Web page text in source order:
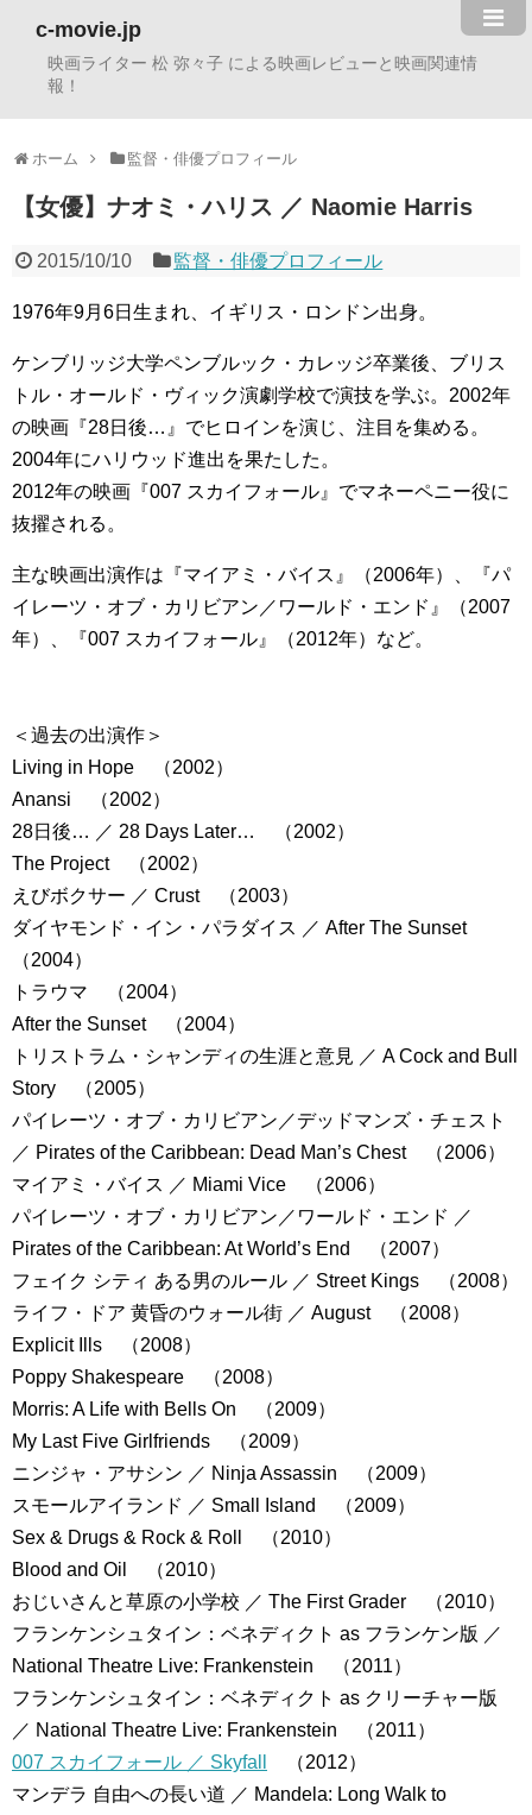
c-movie.jp
映画ライター 松 弥々子 による映画レビューと映画関連情
報！
ホーム 監督・俳優プロフィール
【女優】ナオミ・ハリス ／ Naomie Harris
2015/10/10 監督・俳優プロフィール
1976年9月6日生まれ、イギリス・ロンドン出身。
ケンブリッジ大学ペンブルック・カレッジ卒業後、ブリス
トル・オールド・ヴィック演劇学校で演技を学ぶ。2002年
の映画『28日後…』でヒロインを演じ、注目を集める。
2004年にハリウッド進出を果たした。
2012年の映画『007 スカイフォール』でマネーペニー役に
抜擢される。
主な映画出演作は『マイアミ・バイス』（2006年）、『パ
イレーツ・オブ・カリビアン／ワールド・エンド』（2007
年）、『007 スカイフォール』（2012年）など。
＜過去の出演作＞
Living in Hope （2002）
Anansi （2002）
28日後… ／ 28 Days Later… （2002）
The Project （2002）
えびボクサー ／ Crust （2003）
ダイヤモンド・イン・パラダイス ／ After The Sunset
（2004）
トラウマ （2004）
After the Sunset （2004）
トリストラム・シャンディの生涯と意見 ／ A Cock and Bull
Story （2005）
パイレーツ・オブ・カリビアン／デッドマンズ・チェスト
／ Pirates of the Caribbean: Dead Man’s Chest （2006）
マイアミ・バイス ／ Miami Vice （2006）
パイレーツ・オブ・カリビアン／ワールド・エンド ／
Pirates of the Caribbean: At World’s End （2007）
フェイク シティ ある男のルール ／ Street Kings （2008）
ライフ・ドア 黄昏のウォール街 ／ August （2008）
Explicit Ills （2008）
Poppy Shakespeare （2008）
Morris: A Life with Bells On （2009）
My Last Five Girlfriends （2009）
ニンジャ・アサシン ／ Ninja Assassin （2009）
スモールアイランド ／ Small Island （2009）
Sex & Drugs & Rock & Roll （2010）
Blood and Oil （2010）
おじいさんと草原の小学校 ／ The First Grader （2010）
フランケンシュタイン：ベネディクト as フランケン版 ／
National Theatre Live: Frankenstein （2011）
フランケンシュタイン：ベネディクト as クリーチャー版
／ National Theatre Live: Frankenstein （2011）
007 スカイフォール ／ Skyfall
（2012）
マンデラ 自由への長い道 ／ Mandela: Long Walk to